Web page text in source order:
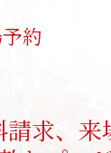
約
請求、来